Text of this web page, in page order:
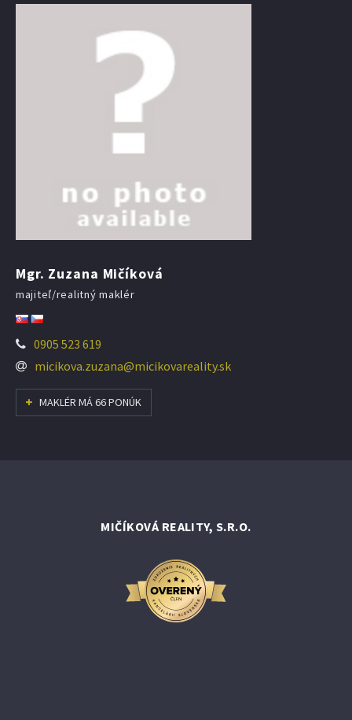
Mgr. Zuzana Mičíková
majiteľ/realitný maklér
0905 523 619
micikova.zuzana@micikovareality.sk
MAKLÉR MÁ 66 PONÚK
MIČÍKOVÁ REALITY, S.R.O.